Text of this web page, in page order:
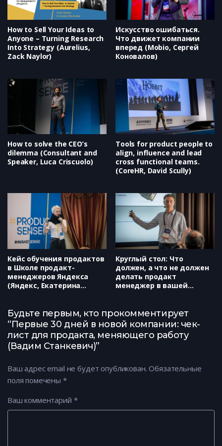
How to Sell Your Ideas to
Anyone – Turning Research
Into Strategy (Aurelius,
Zack Naylor)
Искусство ошибаться.
Что движет компании
вперед (Mobio, Сергей
Коновалов)
How to solve the CEO’s
dilemma (Consultant and
Speaker, Luca Criscuolo)
Tools for product people to
align, influence and lead
cross functional teams.
(CoreHR, David Scully)
Кейс обучения продактов
в Школе продакт-
менеджеров Яндекса
(Яндекс, Екатерина
Круглый стол: Что
должен, а что не должен
делать продакт
менеджер в вашей
Будьте первым, кто прокомментирует
“Первые 30 дней в новой компании: чек-
лист для продакта, меняющего работу
(Вадим Станкевич)”
Ваш адрес email не будет опубликован. Обязательные
поля помечены *
Ваш комментарий *